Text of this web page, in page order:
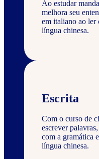
Ao estudar
melhora seu
em italiano ao ler
língua chinesa.
Escrita
Com o curso de
escrever
com a gramática
língua chinesa.